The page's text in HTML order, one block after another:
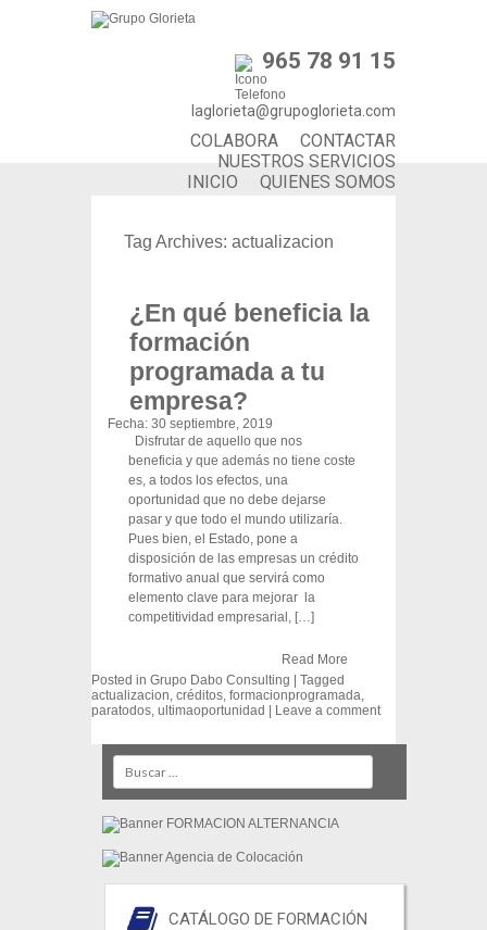
965 78 91 15
laglorieta@grupoglorieta.com
CONTACTAR
COLABORA
NUESTROS SERVICIOS
QUIENES SOMOS
INICIO
Tag Archives: actualizacion
¿En qué beneficia la
formación
programada a tu
empresa?
Fecha: 30 septiembre, 2019
Disfrutar de aquello que nos
beneficia y que además no tiene coste
es, a todos los efectos, una
oportunidad que no debe dejarse
pasar y que todo el mundo utilizaría.
Pues bien, el Estado, pone a
disposición de las empresas un crédito
formativo anual que servirá como
elemento clave para mejorar la
competitividad empresarial, […]
Read More
Posted in Grupo Dabo Consulting
Tagged
actualizacion, créditos, formacionprogramada,
paratodos, ultimaoportunidad Leave a comment
Post navigation
CATÁLOGO DE FORMACIÓN